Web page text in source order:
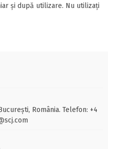
și după utilizare. Nu utilizaţi
România. Telefon: +4